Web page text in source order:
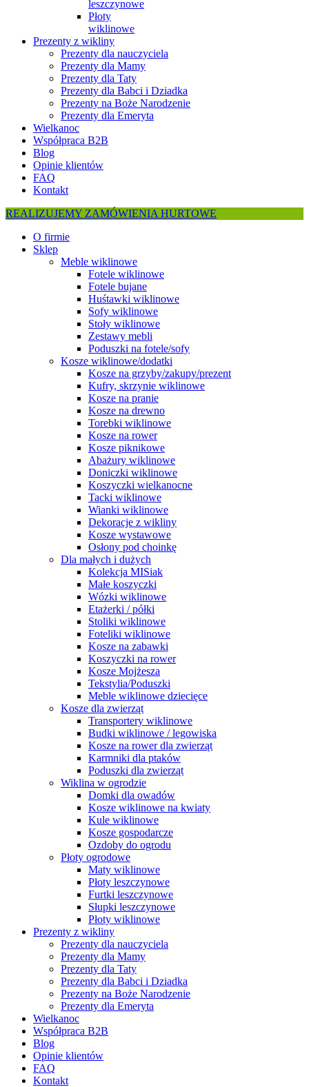
leszczynowe
Płoty
wiklinowe
Prezenty z wikliny
Prezenty dla nauczyciela
Prezenty dla Mamy
Prezenty dla Taty
Prezenty dla Babci i Dziadka
Prezenty na Boże Narodzenie
Prezenty dla Emeryta
Wielkanoc
Współpraca B2B
Blog
Opinie klientów
FAQ
Kontakt
REALIZUJEMY ZAMÓWIENIA HURTOWE
O firmie
Sklep
Meble wiklinowe
Fotele wiklinowe
Fotele bujane
Huśtawki wiklinowe
Sofy wiklinowe
Stoły wiklinowe
Zestawy mebli
Poduszki na fotele/sofy
Kosze wiklinowe/dodatki
Kosze na grzyby/zakupy/prezent
Kufry, skrzynie wiklinowe
Kosze na pranie
Kosze na drewno
Torebki wiklinowe
Kosze na rower
Kosze piknikowe
Abażury wiklinowe
Doniczki wiklinowe
Koszyczki wielkanocne
Tacki wiklinowe
Wianki wiklinowe
Dekoracje z wikliny
Kosze wystawowe
Osłony pod choinkę
Dla małych i dużych
Kolekcja MISiak
Małe koszyczki
Wózki wiklinowe
Etażerki / półki
Stoliki wiklinowe
Foteliki wiklinowe
Kosze na zabawki
Koszyczki na rower
Kosze Mojżesza
Tekstylia/Poduszki
Meble wiklinowe dziecięce
Kosze dla zwierząt
Transportery wiklinowe
Budki wiklinowe / legowiska
Kosze na rower dla zwierząt
Karmniki dla ptaków
Poduszki dla zwierząt
Wiklina w ogrodzie
Domki dla owadów
Kosze wiklinowe na kwiaty
Kule wiklinowe
Kosze gospodarcze
Ozdoby do ogrodu
Płoty ogrodowe
Maty wiklinowe
Płoty leszczynowe
Furtki leszczynowe
Słupki leszczynowe
Płoty wiklinowe
Prezenty z wikliny
Prezenty dla nauczyciela
Prezenty dla Mamy
Prezenty dla Taty
Prezenty dla Babci i Dziadka
Prezenty na Boże Narodzenie
Prezenty dla Emeryta
Wielkanoc
Współpraca B2B
Blog
Opinie klientów
FAQ
Kontakt